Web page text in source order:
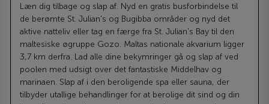
Læn dig tilbage og slap af. Nyd en gratis busforbindelse til
de berømte St. Julian's og Bugibba områder og nyd det
aktive natteliv eller tag en færge fra St. Julian's Bay til den
maltesiske øgruppe Gozo. Maltas nationale akvarium ligger
3,7 km derfra. Lad alle dine bekymringer gå og slap af ved
poolen med udsigt over det fantastiske Middelhav og
marinaen. Slap af i den beroligende spa eller sauna, der
tilbyder utallige behandlinger for at berolige dit sind og din